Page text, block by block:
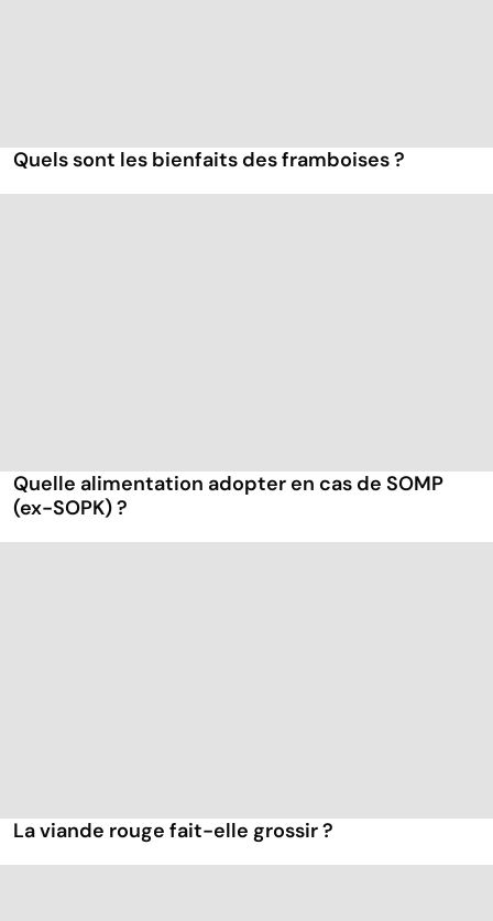
Quels sont les bienfaits des framboises ?
Quelle alimentation adopter en cas de SOMP
(ex-SOPK) ?
La viande rouge fait-elle grossir ?